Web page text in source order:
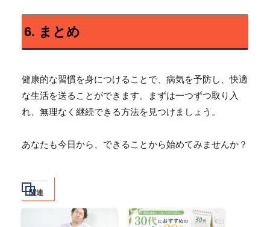
6. まとめ
健康的な習慣を身につけることで、病気を予防し、快適
な生活を送ることができます。まずは一つずつ取り入
れ、無理なく継続できる方法を見つけましょう。
あなたも今日から、できることから始めてみませんか？
関連